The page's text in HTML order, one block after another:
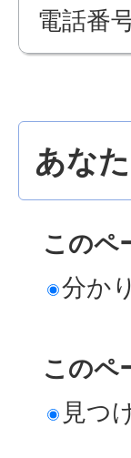
電話番
あな
このペ
分か
このペ
見つ